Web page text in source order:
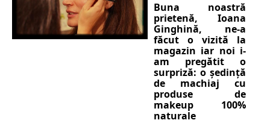
Buna noastră
prietenă, Ioana
Ginghină, ne-a
făcut o vizită la
magazin iar noi i-
am pregătit o
surpriză: o ședință
de machiaj cu
produse de
makeup 100%
naturale